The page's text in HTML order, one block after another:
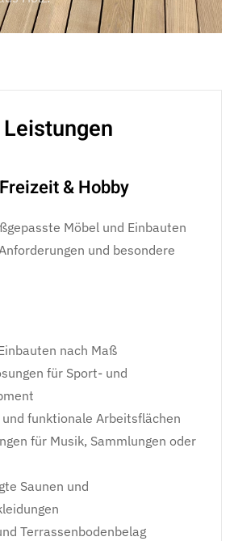
& Hobby
Möbel und Einbauten
und besondere
nach Maß
für Sport- und
funktionale Arbeitsflächen
für Musik, Sammlungen oder
Saunen und
Terrassenbodenbelag